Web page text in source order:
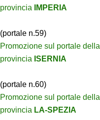
provincia
IMPERIA
(portale n.59)
Promozione sul portale della
provincia ISERNIA
(portale n.60)
Promozione sul portale della
provincia LA-SPEZIA